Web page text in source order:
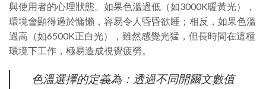
與使用者的心理狀態。如果色溫過低（如3000K暖黃光），
環境會顯得過於慵懶，容易令人昏昏欲睡；相反，如果色溫
過高（如6500K正白光），雖然感覺光猛，但長時間在這種
環境下工作，極易造成視覺疲勞。
色溫選擇的定義為：透過不同開爾文數值